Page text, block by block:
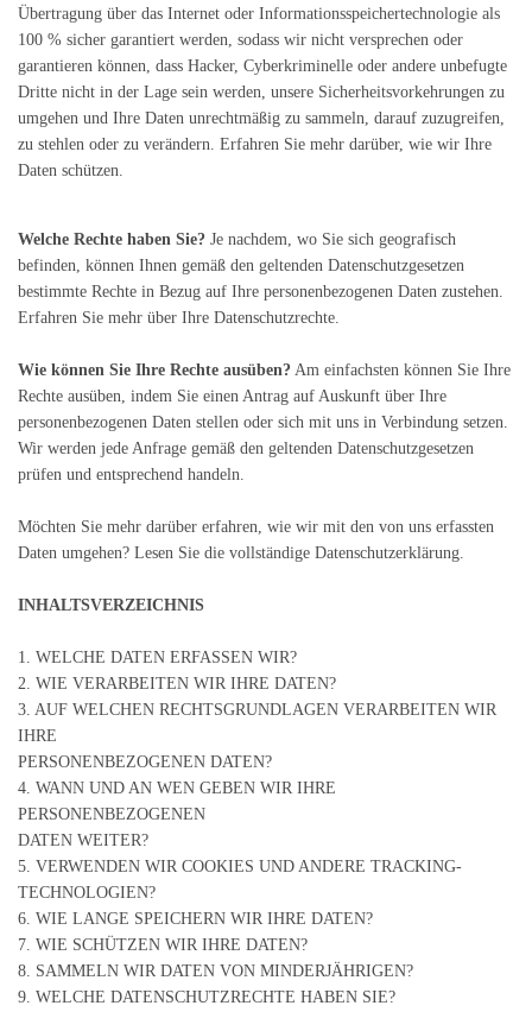
Übertragung über das Internet oder Informationsspeichertechnologie als
100 % sicher garantiert werden, sodass wir nicht versprechen oder
garantieren können, dass Hacker, Cyberkriminelle oder andere unbefugte
Dritte nicht in der Lage sein werden, unsere Sicherheitsvorkehrungen zu
umgehen und Ihre Daten unrechtmäßig zu sammeln, darauf zuzugreifen,
zu stehlen oder zu verändern. Erfahren Sie mehr darüber, wie wir Ihre
Daten schützen.
Welche Rechte haben Sie? Je nachdem, wo Sie sich geografisch
befinden, können Ihnen gemäß den geltenden Datenschutzgesetzen
bestimmte Rechte in Bezug auf Ihre personenbezogenen Daten zustehen.
Erfahren Sie mehr über Ihre Datenschutzrechte.
Wie können Sie Ihre Rechte ausüben? Am einfachsten können Sie Ihre
Rechte ausüben, indem Sie einen Antrag auf Auskunft über Ihre
personenbezogenen Daten stellen oder sich mit uns in Verbindung setzen.
Wir werden jede Anfrage gemäß den geltenden Datenschutzgesetzen
prüfen und entsprechend handeln.
Möchten Sie mehr darüber erfahren, wie wir mit den von uns erfassten
Daten umgehen? Lesen Sie die vollständige Datenschutzerklärung.
INHALTSVERZEICHNIS
1. WELCHE DATEN ERFASSEN WIR?
2. WIE VERARBEITEN WIR IHRE DATEN?
3. AUF WELCHEN RECHTSGRUNDLAGEN VERARBEITEN WIR
IHRE
PERSONENBEZOGENEN DATEN?
4. WANN UND AN WEN GEBEN WIR IHRE
PERSONENBEZOGENEN
DATEN WEITER?
5. VERWENDEN WIR COOKIES UND ANDERE TRACKING-
TECHNOLOGIEN?
6. WIE LANGE SPEICHERN WIR IHRE DATEN?
7. WIE SCHÜTZEN WIR IHRE DATEN?
8. SAMMELN WIR DATEN VON MINDERJÄHRIGEN?
9. WELCHE DATENSCHUTZRECHTE HABEN SIE?